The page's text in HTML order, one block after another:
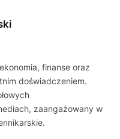
finanse oraz
doświadczeniem.
zaangażowany w